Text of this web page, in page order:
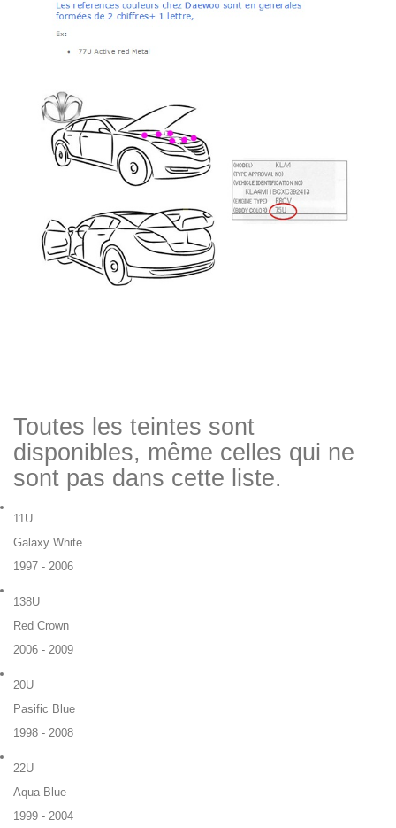
Toutes les teintes sont
disponibles, même celles qui ne
sont pas dans cette liste.
11U
Galaxy White
1997 - 2006
138U
Red Crown
2006 - 2009
20U
Pasific Blue
1998 - 2008
22U
Aqua Blue
1999 - 2004